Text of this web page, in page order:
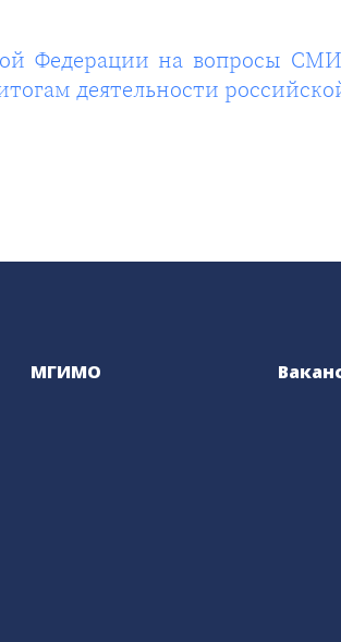
Федерации на вопросы
деятельности
МГИМО